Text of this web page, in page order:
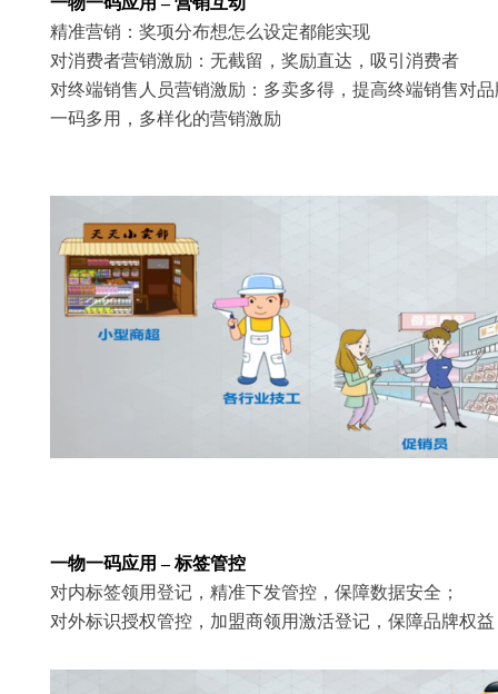
精准营销：奖项分布想怎么设定都能实现
对消费者营销激励：无截留，奖励直达，吸引消费者
对终端销售人员营销激励：多卖多得，提高终端销售对
一码多用，多样化的营销激励
一物一码应用 – 标签管控
对内标签领用登记，精准下发管控，保障数据安全；
对外标识授权管控，加盟商领用激活登记，保障品牌权益